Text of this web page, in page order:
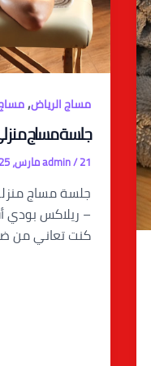
مساج الرياض,
جلسة مساج
admin/21 مارس، 2025
– ريلاكس بودي
كنت تعاني من